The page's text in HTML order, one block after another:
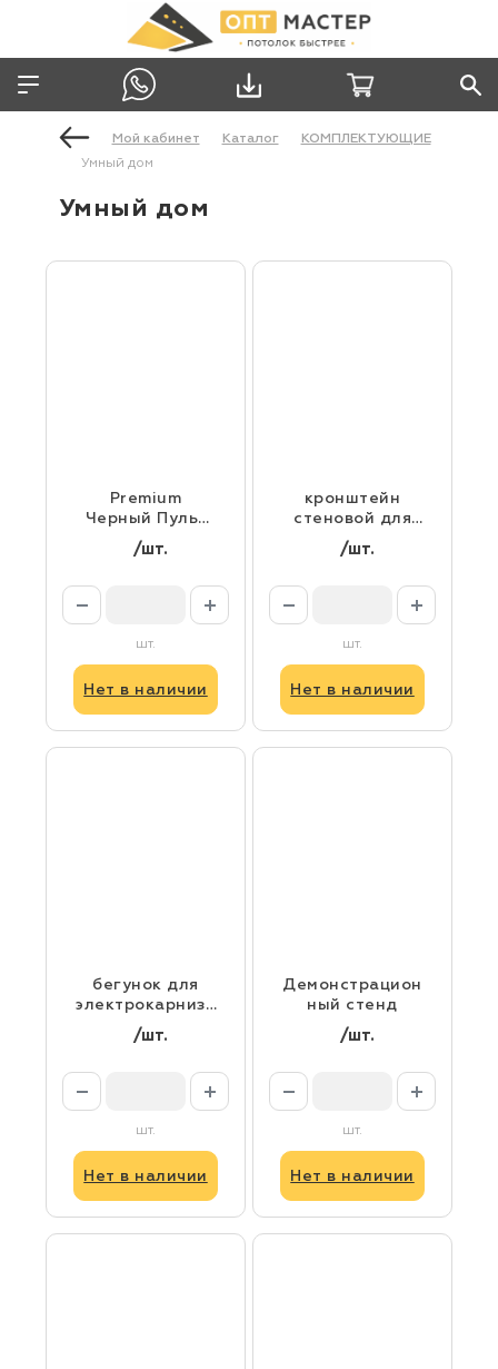
Мой кабинет Каталог
КОМПЛЕКТУЮЩИЕ
Умный дом
Умный дом
Premium
Черный Пульт
управления
Onviz (15
/шт.
шт.
Нет в наличии
кронштейн
стеновой для
карниза
/шт.
шт.
Нет в наличии
бегунок для
электрокарниза
ONVIZ
/шт.
шт.
Нет в наличии
Демонстрацион
ный стенд
/шт.
шт.
Нет в наличии